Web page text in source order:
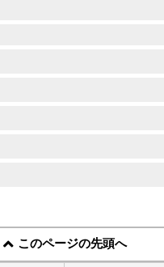
このページの先頭へ